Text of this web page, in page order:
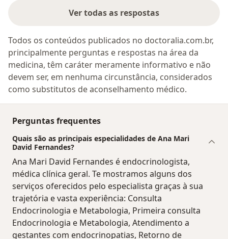
Ver todas as respostas
Todos os conteúdos publicados no doctoralia.com.br,
principalmente perguntas e respostas na área da
medicina, têm caráter meramente informativo e não
devem ser, em nenhuma circunstância, considerados
como substitutos de aconselhamento médico.
Perguntas frequentes
Quais são as principais especialidades de Ana Mari
David Fernandes?
Ana Mari David Fernandes é endocrinologista,
médica clínica geral. Te mostramos alguns dos
serviços oferecidos pelo especialista graças à sua
trajetória e vasta experiência: Consulta
Endocrinologia e Metabologia, Primeira consulta
Endocrinologia e Metabologia, Atendimento a
gestantes com endocrinopatias, Retorno de